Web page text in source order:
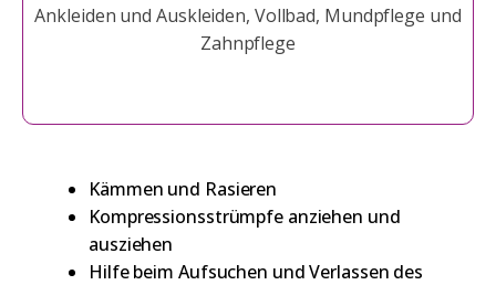
Ankleiden und Auskleiden, Vollbad, Mundpflege und
Zahnpflege
Kämmen und Rasieren
Kompressionsstrümpfe anziehen und
ausziehen
Hilfe beim Aufsuchen und Verlassen des